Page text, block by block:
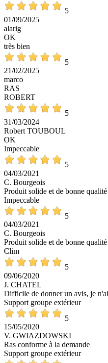
5
01/09/2025
alarig
OK
très bien
5
21/02/2025
marco
RAS
ROBERT
5
31/03/2024
Robert TOUBOUL
OK
Impeccable
5
04/03/2021
C. Bourgeois
Produit solide et de bonne qualité
Impeccable
5
04/03/2021
C. Bourgeois
Produit solide et de bonne qualité
Clim
5
09/06/2020
J. CHATEL
Difficile de donner un avis, je
Support groupe extérieur
5
15/05/2020
V. GWIAZDOWSKI
Ras conforme à la demande
Support groupe extérieur